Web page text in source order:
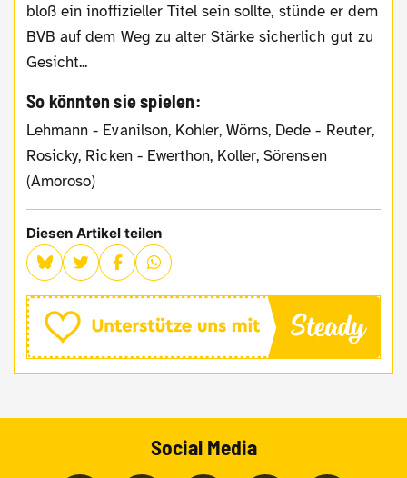
bloß ein inoffizieller Titel sein sollte, stünde er dem
BVB auf dem Weg zu alter Stärke sicherlich gut zu
Gesicht...
So könnten sie spielen:
Lehmann - Evanilson, Kohler, Wörns, Dede - Reuter,
Rosicky, Ricken - Ewerthon, Koller, Sörensen
(Amoroso)
Diesen Artikel teilen
Social Media